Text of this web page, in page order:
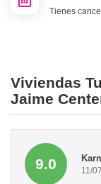
Tienes
Viviendas
Jaime
9.0 11/